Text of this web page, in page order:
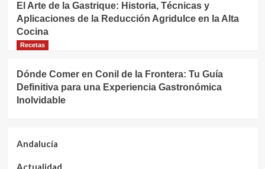
El Arte de la Gastrique: Historia, Técnicas y
Aplicaciones de la Reducción Agridulce en la Alta
Cocina
Recetas
Dónde Comer en Conil de la Frontera: Tu Guía
Definitiva para una Experiencia Gastronómica
Inolvidable
Andalucía
Actualidad